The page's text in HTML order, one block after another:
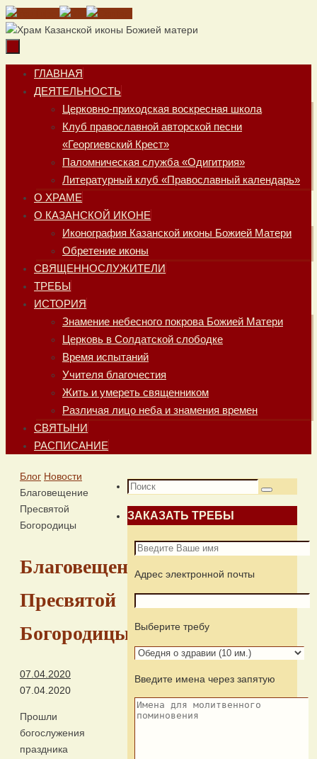
Перейти
к
Перейти
содержимому
ГЛАВНАЯ
ДЕЯТЕЛЬНОСТЬ
Церковно-приходская воскресная школа
Клуб православной авторской песни
«Георгиевский Крест»
Паломническая служба «Одигитрия»
Литературный клуб «Православный календарь»
О ХРАМЕ
О КАЗАНСКОЙ ИКОНЕ
Иконография Казанской иконы Божией Матери
Обретение иконы
СВЯЩЕННОСЛУЖИТЕЛИ
ТРЕБЫ
ИСТОРИЯ
Знамение небесного покрова Божией Матери
Церковь в Солдатской слободке
Время испытаний
Учителя благочестия
Жить и умереть священником
Различая лицо неба и знамения времен
СВЯТЫНИ
РАСПИСАНИЕ
Главная
Блог Новости
Благовещение
Пресвятой
Богородицы
Благовещение
Пресвятой
Богородицы
07.04.2020
07.04.2020
Прошли
богослужения
праздника
Что
Поиск
ЗАКАЗАТЬ ТРЕБЫ
Адрес электронной почты
Выберите требу
Введите имена через запятую